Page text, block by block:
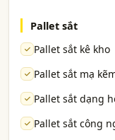
Pallet sắt
Pallet sắt kê kho
Pallet sắt mạ
Pallet sắt dạng
Pallet sắt công